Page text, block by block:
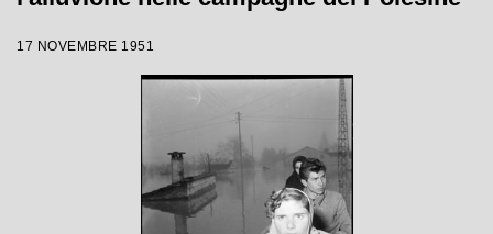
17 NOVEMBRE 1951